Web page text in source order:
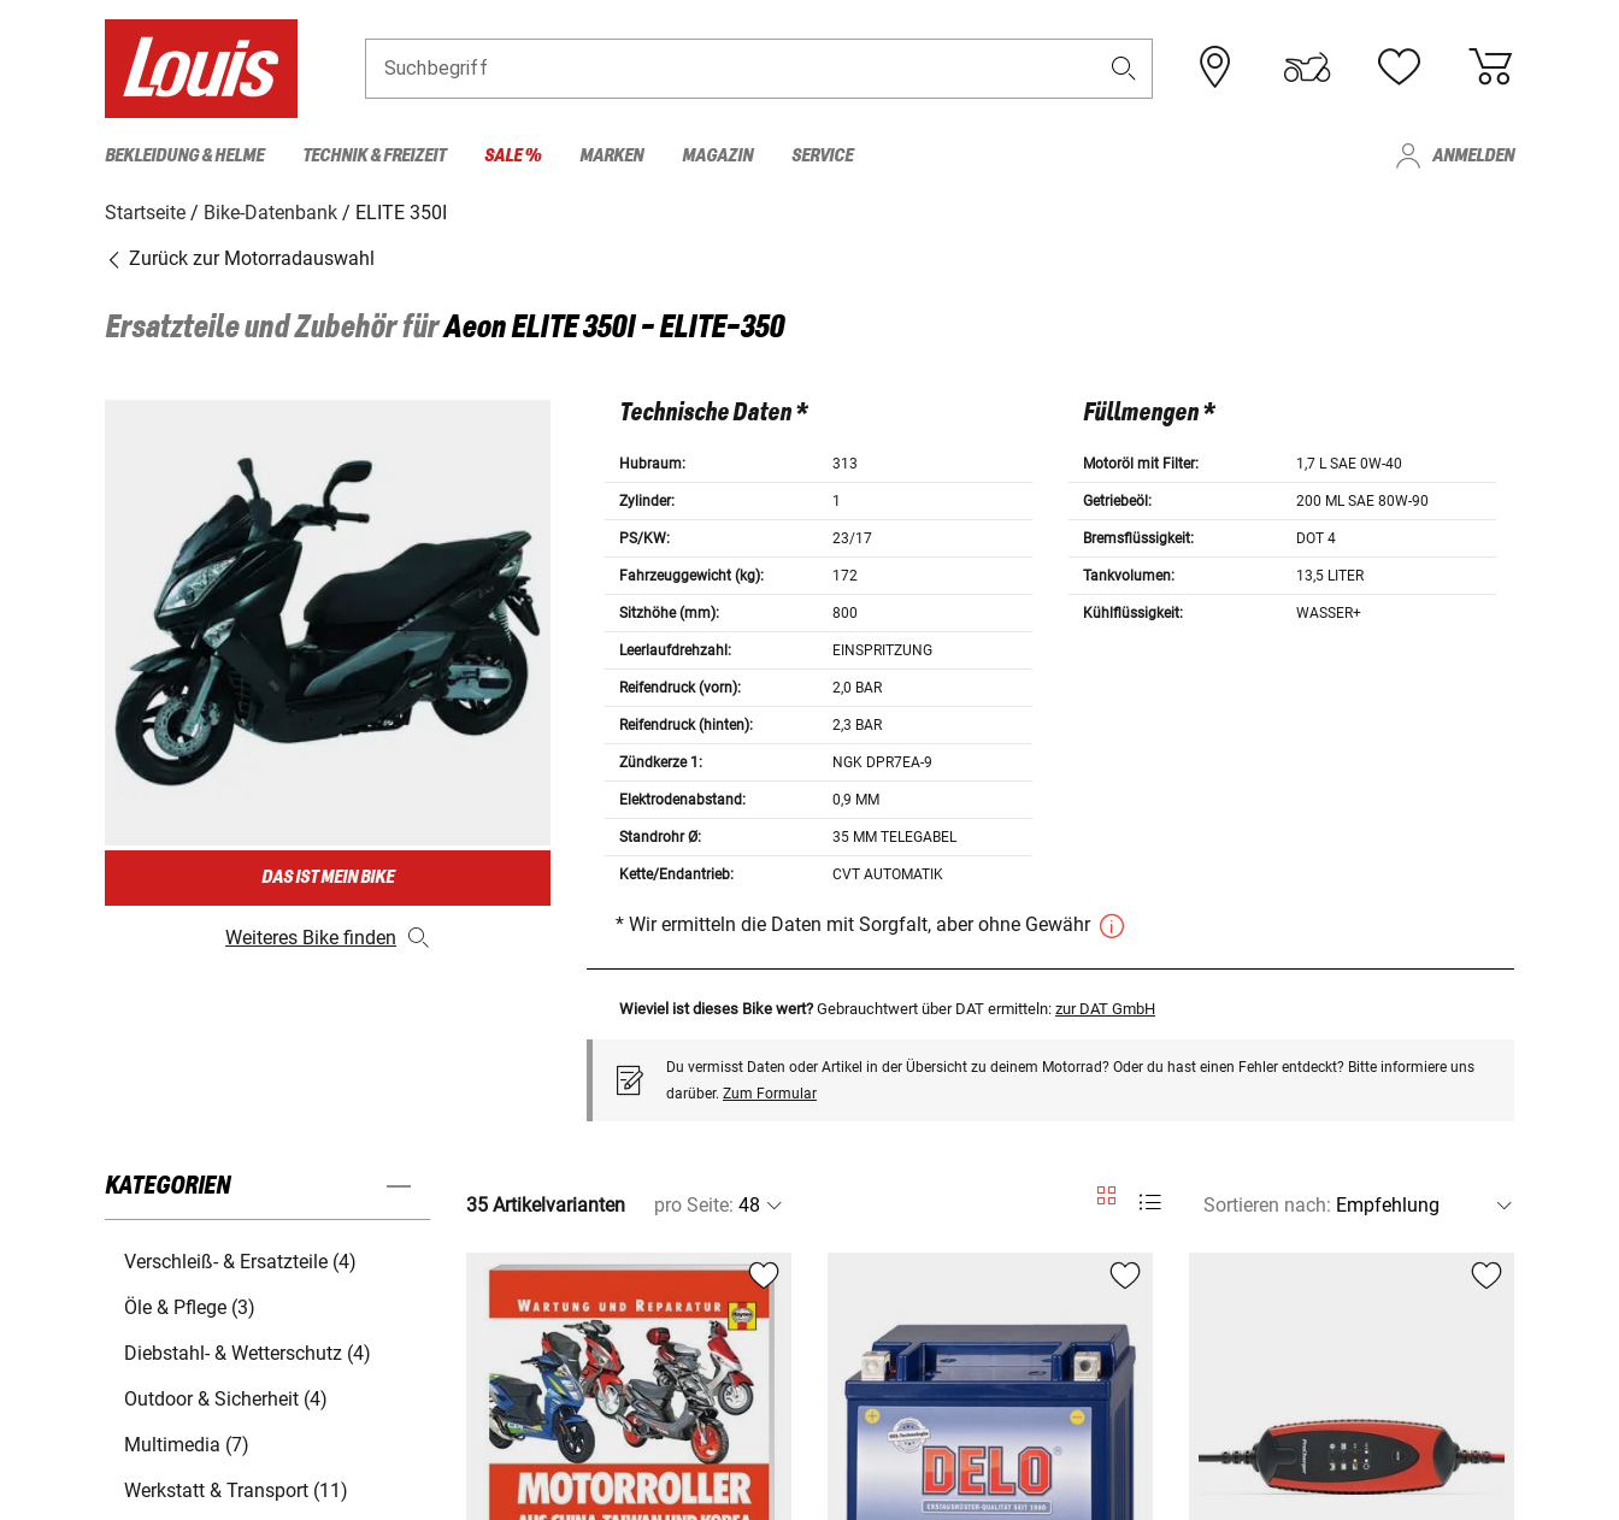
Suchbegriff
BEKLEIDUNG & HELME TECHNIK & FREIZEIT SALE % MARKEN MAGAZIN SERVICE ANMELDEN
Startseite Bike-Datenbank
ELITE 350I
Zurück zur Motorradauswahl
Ersatzteile und Zubehör fürAeonELITE 350I - ELITE-350
DAS IST MEIN BIKE
Weiteres Bike finden
Technische Daten *
Hubraum: 313
Zylinder: 1
PS/KW: 23/17
Fahrzeuggewicht (kg): 172
Sitzhöhe (mm): 800
Leerlaufdrehzahl: EINSPRITZUNG
Reifendruck (vorn): 2,0 BAR
Reifendruck (hinten): 2,3 BAR
Zündkerze 1: NGK DPR7EA-9
Elektrodenabstand: 0,9 MM
Standrohr Ø: 35 MM TELEGABEL
Kette/Endantrieb: CVT AUTOMATIK
Füllmengen *
Motoröl mit Filter: 1,7 L SAE 0W-40
Getriebeöl: 200 ML SAE 80W-90
Bremsflüssigkeit: DOT 4
Tankvolumen: 13,5 LITER
Kühlflüssigkeit: WASSER+
* Wir ermitteln die Daten mit Sorgfalt, aber ohne Gewähr
Wieviel ist dieses Bike wert? Gebrauchtwert über DAT ermitteln: zur DAT GmbH
Du vermisst Daten oder Artikel in der Übersicht zu deinem Motorrad? Oder du hast einen Fehler entdeckt? Bitte informiere uns
darüber. Zum Formular
KATEGORIEN
Verschleiß- & Ersatzteile (4)
Öle & Pflege (3)
Diebstahl- & Wetterschutz (4)
Outdoor & Sicherheit (4)
Multimedia (7)
Werkstatt & Transport (11)
35 Artikelvarianten pro Seite: Sortieren nach: